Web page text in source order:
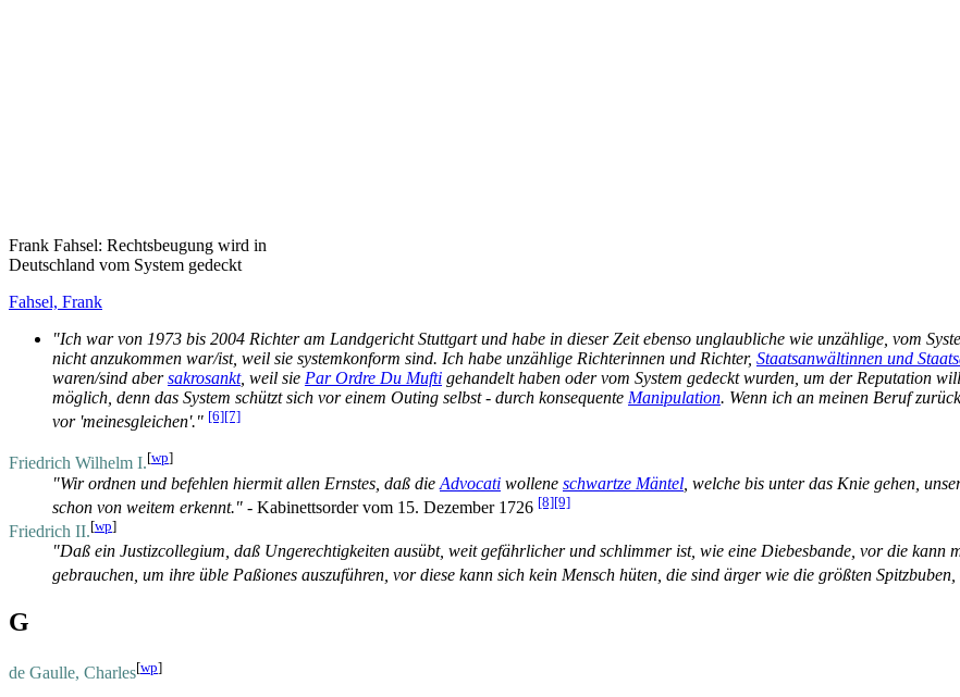
Frank Fahsel: Rechtsbeugung wird in
Deutschland vom System gedeckt
Fahsel, Frank
"Ich war von 1973 bis 2004 Richter am Landgericht Stuttgart und habe in dieser Zeit ebenso unglaubliche wie unzählige, vom
nicht anzukommen war/ist, weil sie systemkonform sind. Ich habe unzählige Richterinnen und Richter, Staatsanwältinnen und
waren/sind abersakrosankt, weil sie Par Ordre Du Mufti gehandelt haben oder vom System gedeckt wurden, um der Reputation
möglich, denn das System schützt sich vor einem Outing selbst - durch konsequente Manipulation. Wenn ich an meinen Beruf
vor 'meinesgleichen'." [6][7]
Friedrich Wilhelm I.[wp]
"Wir ordnen und befehlen hiermit allen Ernstes, daß die Advocati wollene schwartze Mäntel , welche bis unter das Knie gehen,
schon von weitem erkennt." - Kabinettsorder vom 15. Dezember 1726 [8][9]
Friedrich II.[wp]
"Daß ein Justizcollegium, daß Ungerechtigkeiten ausübt, weit gefährlicher und schlimmer ist, wie eine Diebesbande, vor die kann
gebrauchen, um ihre üble Paßiones auszuführen, vor diese kann sich kein Mensch hüten, die sind ärger wie die größten
G
de Gaulle, Charles[wp]